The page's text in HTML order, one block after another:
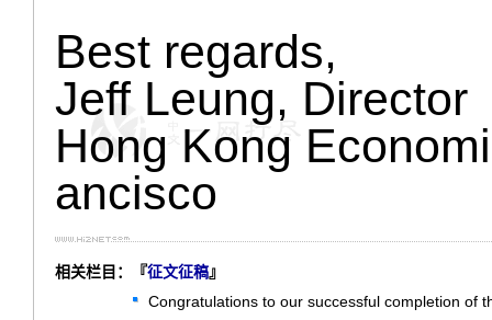
Best regards,
Jeff Leung, Director
Hong Kong
ancisco
相关栏目：『征文征稿』
Congratulations to our successful completion of